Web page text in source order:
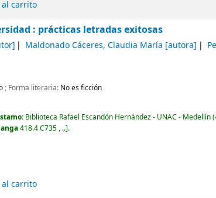
carrito
: prácticas letradas exitosas
Maldonado Cáceres, Claudia María [autora]
; Forma literaria: No es ficción
Biblioteca Rafael Escandón Hernández - UNAC - Medellín
418.4 C735 , .. .
carrito